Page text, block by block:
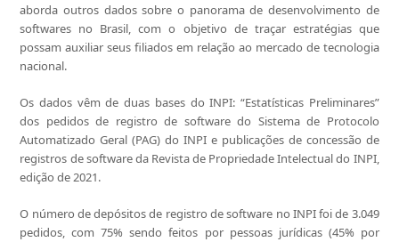
aborda outros dados sobre o panorama de desenvolvimento de
softwares no Brasil, com o objetivo de traçar estratégias que
possam auxiliar seus filiados em relação ao mercado de tecnologia
nacional.
Os dados vêm de duas bases do INPI: “Estatísticas Preliminares”
dos pedidos de registro de software do Sistema de Protocolo
Automatizado Geral (PAG) do INPI e publicações de concessão de
registros de software da Revista de Propriedade Intelectual do INPI,
edição de 2021.
O número de depósitos de registro de software no INPI foi de 3.049
pedidos, com 75% sendo feitos por pessoas jurídicas (45% por